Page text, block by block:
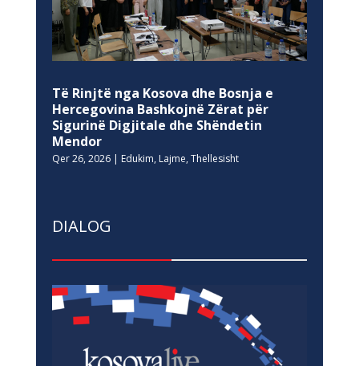
Të Rinjtë nga Kosova dhe Bosnja e
Hercegovina Bashkojnë Zërat për
Sigurinë Digjitale dhe Shëndetin
Mendor
Qer 26, 2026| Edukim, Lajme, Thellesisht
DIALOG